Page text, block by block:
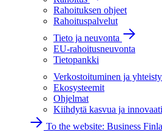
Rahoituksen ohjeet
Rahoituspalvelut
Tieto ja neuvonta
EU-rahoitusneuvonta
Tietopankki
Verkostoituminen ja
Ekosysteemit
Ohjelmat
Kiihdytä kasvua ja
To the website: Business